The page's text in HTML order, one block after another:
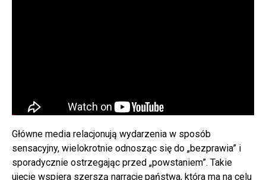
Główne media relacjonują wydarzenia w sposób
sensacyjny, wielokrotnie odnosząc się do „bezprawia” i
sporadycznie ostrzegając przed „powstaniem”. Takie
ujęcie wspiera szerszą narrację państwa, która ma na celu